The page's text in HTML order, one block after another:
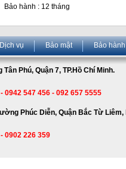
Bảo hành : 12 tháng
Dịch vụ Bảo mật Bảo hành
Phú, Quận 7, TP.Hồ Chí Minh.
0942 547 456 - 092 657 5555
Phúc Diễn, Quận Bắc Từ Liêm,
0902 226 359